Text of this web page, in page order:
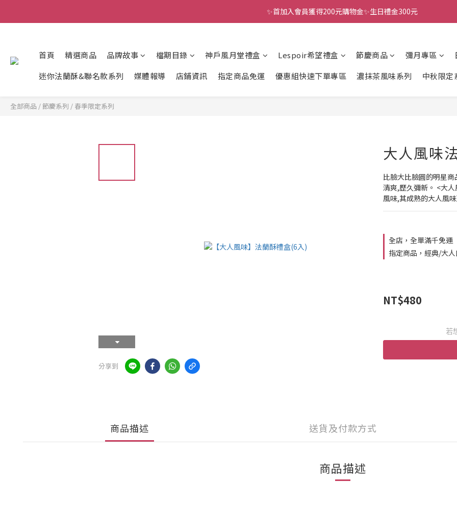
全館滿千免運
✨首加入會員獲得200元購物金✨生日禮金300元
首頁 精選商品 品牌故事 檔期目錄 神戶風月堂禮盒 Lespoir希望禮盒 節慶商品 彌月專區
迷你法蘭酥&聯名款系列
媒體報導 店鋪資訊 指定商品免運 優惠組快速下單專區 濃抹茶風味系列 中秋限定
全部商品 / 節慶系列 / 春季限定系列
分享到
大人風味
比臉大比臉圓的明星
清爽,歷久彌新。 <大
風味,其成熟的大人風
全店，全單滿千免運
指定商品，經典/大
NT$480
若
商品描述 送貨及付款方式
商品描述